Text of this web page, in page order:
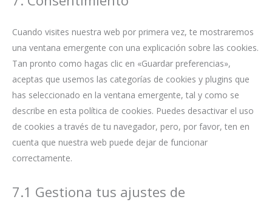
Cuando visites nuestra web por primera vez, te mostraremos
una ventana emergente con una explicación sobre las cookies.
Tan pronto como hagas clic en «Guardar preferencias»,
aceptas que usemos las categorías de cookies y plugins que
has seleccionado en la ventana emergente, tal y como se
describe en esta política de cookies. Puedes desactivar el uso
de cookies a través de tu navegador, pero, por favor, ten en
cuenta que nuestra web puede dejar de funcionar
correctamente.
7.1 Gestiona tus ajustes de